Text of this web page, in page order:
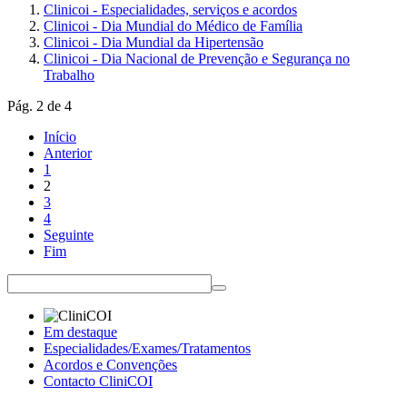
Clinicoi - Especialidades, serviços e acordos
Clinicoi - Dia Mundial do Médico de Família
Clinicoi - Dia Mundial da Hipertensão
Clinicoi - Dia Nacional de Prevenção e Segurança no
Trabalho
Pág. 2 de 4
Início
Anterior
1
2
3
4
Seguinte
Fim
Em destaque
Especialidades/Exames/Tratamentos
Acordos e Convenções
Contacto CliniCOI